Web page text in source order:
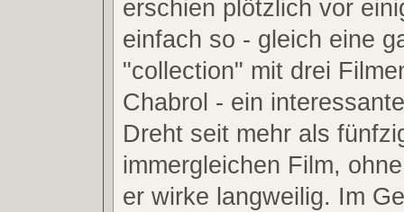
erschien plötzlich vor
einfach so - gleich eine
"collection" mit drei
Chabrol - ein
Dreht seit mehr als
immergleichen Film,
er wirke langweilig. Im